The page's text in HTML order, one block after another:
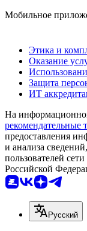
Мобильное
Этика и
Оказание
Защита
ИТ
На
рекомендательные
предоставления
и анализа
пользователей
Российской
Русский